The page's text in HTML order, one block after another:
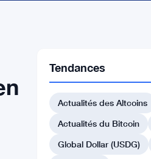
Tendances
Actualités des Altcoins
Actualités du Bitcoin
Global Dollar (USDG)